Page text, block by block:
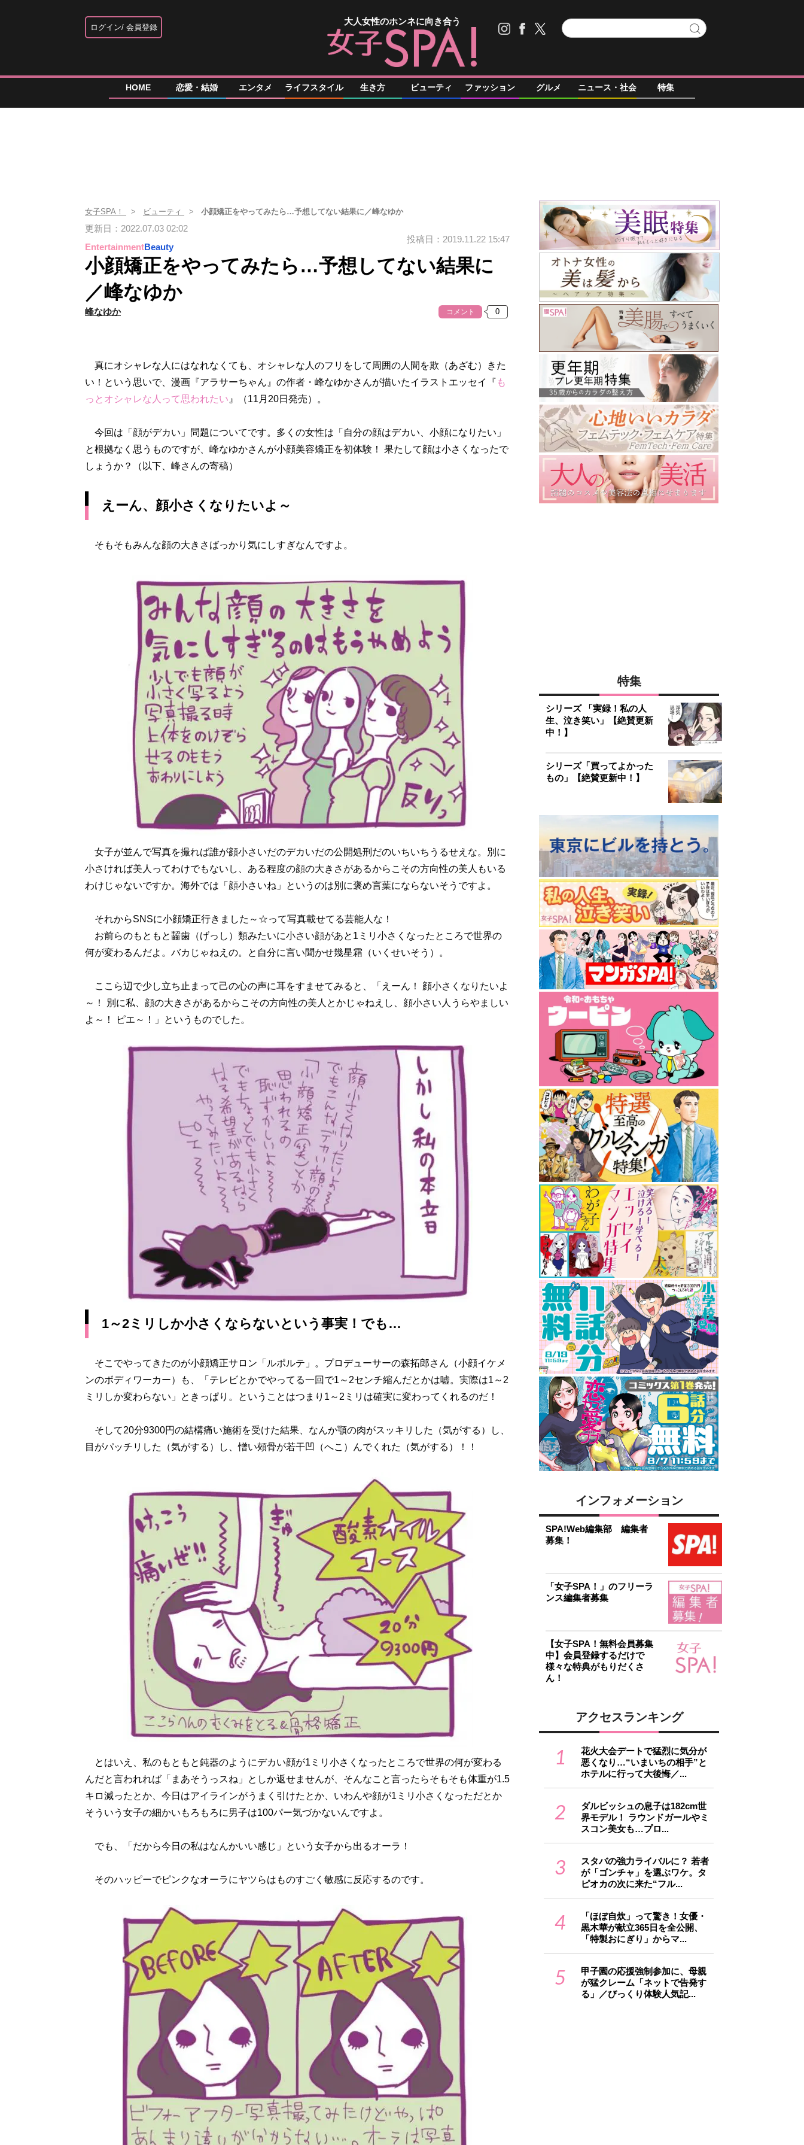
ログイン 会員登録
大人女性のホンネに向き合う
HOME 恋愛・結婚 エンタメ ライフスタイル 生き方 ビューティ ファッション グルメ ニュース・社会 特集
女子SPA！ ビューティ 小顔矯正をやってみたら…予想してない結果に／峰なゆか
更新日：2022.07.03 02:02
EntertainmentBeauty
投稿日：2019.11.22 15:47
小顔矯正をやってみたら…予想してない結果に
／峰なゆか
峰なゆか コメント
真にオシャレな人にはなれなくても、オシャレな人のフリをして周囲の人間を欺（あざむ）きた
い！という思いで、漫画『アラサーちゃん』の作者・峰なゆかさんが描いたイラストエッセイ『 も
っとオシャレな人って思われたい 』（11月20日発売）。
今回は「顔がデカい」問題についてです。多くの女性は「自分の顔はデカい、小顔になりたい」
と根拠なく思うものですが、峰なゆかさんが小顔美容矯正を初体験！ 果たして顔は小さくなったで
しょうか？（以下、峰さんの寄稿）
えーん、顔小さくなりたいよ～
そもそもみんな顔の大きさばっかり気にしすぎなんですよ。
女子が並んで写真を撮れば誰が顔小さいだのデカいだの公開処刑だのいちいちうるせえな。別に
小さければ美人ってわけでもないし、ある程度の顔の大きさがあるからこその方向性の美人もいる
わけじゃないですか。海外では「顔小さいね」というのは別に褒め言葉にならないそうですよ。
それからSNSに小顔矯正行きました～☆って写真載せてる芸能人な！
お前らのもともと齧歯（げっし）類みたいに小さい顔があと1ミリ小さくなったところで世界の
何が変わるんだよ。バカじゃねえの。と自分に言い聞かせ幾星霜（いくせいそう）。
ここら辺で少し立ち止まって己の心の声に耳をすませてみると、「えーん！ 顔小さくなりたいよ
～！ 別に私、顔の大きさがあるからこその方向性の美人とかじゃねえし、顔小さい人うらやましい
よ～！ ピエ～！」というものでした。
1～2ミリしか小さくならないという事実！でも…
そこでやってきたのが小顔矯正サロン「ルポルテ」。プロデューサーの森拓郎さん（小顔イケメ
ンのボディワーカー）も、「テレビとかでやってる一回で1～2センチ縮んだとかは嘘。実際は1～2
ミリしか変わらない」ときっぱり。ということはつまり1～2ミリは確実に変わってくれるのだ！
そして20分9300円の結構痛い施術を受けた結果、なんか顎の肉がスッキリした（気がする）し、
目がパッチリした（気がする）し、憎い頰骨が若干凹（へこ）んでくれた（気がする）！！
とはいえ、私のもともと鈍器のようにデカい顔が1ミリ小さくなったところで世界の何が変わる
んだと言われれば「まあそうっスね」としか返せませんが、そんなこと言ったらそもそも体重が1.5
キロ減ったとか、今日はアイラインがうまく引けたとか、いわんや顔が1ミリ小さくなっただとか
そういう女子の細かいもろもろに男子は100パー気づかないんですよ。
でも、「だから今日の私はなんかいい感じ」という女子から出るオーラ！
そのハッピーでピンクなオーラにヤツらはものすごく敏感に反応するのです。
特集
シリーズ 「実録！私の人
生、泣き笑い」【絶賛更新
中！】
シリーズ「買ってよかった
もの」【絶賛更新中！】
インフォメーション
SPA!Web編集部 編集者
募集！
「女子SPA！」のフリーラ
ンス編集者募集
【女子SPA！無料会員募集
中】会員登録するだけで
様々な特典がもりだくさ
ん！
アクセスランキング
1
花火大会デートで猛烈に気分が
悪くなり…“いまいちの相手”と
ホテルに行って大後悔／...
2
ダルビッシュの息子は182cm世
界モデル！ ラウンドガールやミ
スコン美女も…プロ...
3
スタバの強力ライバルに？ 若者
が「ゴンチャ」を選ぶワケ。タ
ピオカの次に来た“フル...
4
「ほぼ自炊」って驚き！女優・
黒木華が献立365日を全公開、
「特製おにぎり」からマ...
5
甲子園の応援強制参加に、母親
が猛クレーム「ネットで告発す
る」／びっくり体験人気記...